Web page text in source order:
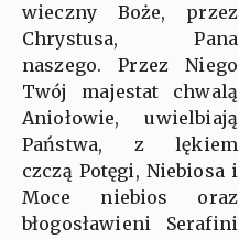
wieczny Boże, przez
Chrystusa, Pana
naszego. Przez Niego
Twój majestat chwalą
Aniołowie, uwielbiają
Państwa, z lękiem
czczą Potęgi, Niebiosa i
Moce niebios oraz
błogosławieni Serafini